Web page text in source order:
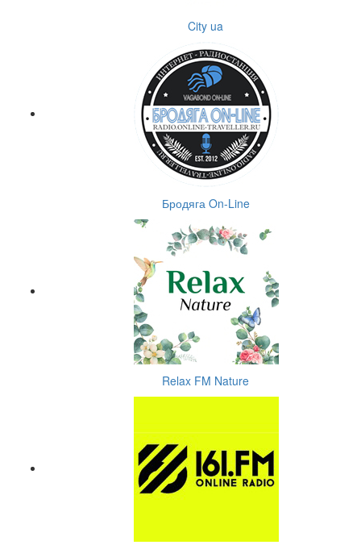
City ua
Бродяга On-Line
Relax FM Nature